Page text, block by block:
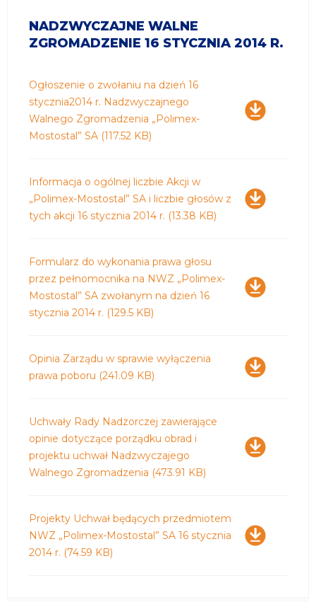
NADZWYCZAJNE WALNE
ZGROMADZENIE 16 STYCZNIA 2014 R.
Pobierz
Ogłoszenie o zwołaniu na dzień 16
stycznia2014 r. Nadzwyczajnego
Walnego Zgromadzenia „Polimex-
Mostostal” SA (117.52 KB)
Pobierz
Informacja o ogólnej liczbie Akcji w
„Polimex-Mostostal” SA i liczbie głosów z
tych akcji 16 stycznia 2014 r. (13.38 KB)
Pobierz
Formularz do wykonania prawa głosu
przez pełnomocnika na NWZ „Polimex-
Mostostal” SA zwołanym na dzień 16
stycznia 2014 r. (129.5 KB)
Pobierz
Opinia Zarządu w sprawie wyłączenia
prawa poboru (241.09 KB)
Pobierz
Uchwały Rady Nadzorczej zawierające
opinie dotyczące porządku obrad i
projektu uchwał Nadzwyczajego
Walnego Zgromadzenia (473.91 KB)
Pobierz
Projekty Uchwał będących przedmiotem
NWZ „Polimex-Mostostal” SA 16 stycznia
2014 r. (74.59 KB)